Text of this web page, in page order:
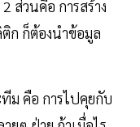
ส่วนคือ การสร้าง
ก ก็ต้องนำข้อมูล
ม คือ การไปคุยกับ